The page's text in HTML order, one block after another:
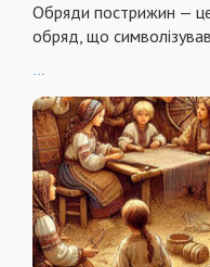
Обряди пострижин —
обряд, що